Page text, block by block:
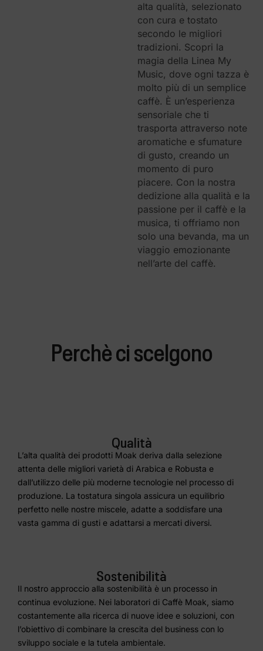
alta qualità, selezionato
con cura e tostato
secondo le migliori
tradizioni. Scopri la
magia della Linea My
Music, dove ogni tazza è
molto più di un semplice
caffè. È un’esperienza
sensoriale che ti
trasporta attraverso note
aromatiche e sfumature
di gusto, creando un
momento di puro
piacere. Con la nostra
dedizione alla qualità e la
passione per il caffè e la
musica, ti offriamo non
solo una bevanda, ma un
viaggio emozionante
nell’arte del caffè.
Perchè ci scelgono
Qualità
L’alta qualità dei prodotti Moak deriva dalla selezione
attenta delle migliori varietà di Arabica e Robusta e
dall’utilizzo delle più moderne tecnologie nel processo di
produzione. La tostatura singola assicura un equilibrio
perfetto nelle nostre miscele, adatte a soddisfare una
vasta gamma di gusti e adattarsi a mercati diversi.
Sostenibilità
Il nostro approccio alla sostenibilità è un processo in
continua evoluzione. Nei laboratori di Caffè Moak, siamo
costantemente alla ricerca di nuove idee e soluzioni, con
l’obiettivo di combinare la crescita del business con lo
sviluppo sociale e la tutela ambientale.